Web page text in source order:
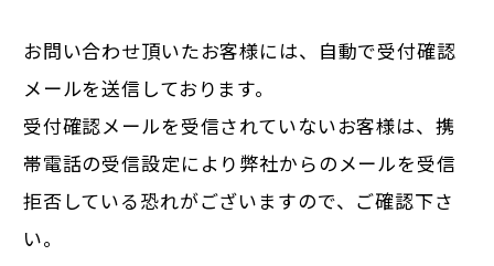
お問い合わせ頂いたお客様には、自動で受付確認
メールを送信しております。
受付確認メールを受信されていないお客様は、携
帯電話の受信設定により弊社からのメールを受信
拒否している恐れがございますので、ご確認下さ
い。